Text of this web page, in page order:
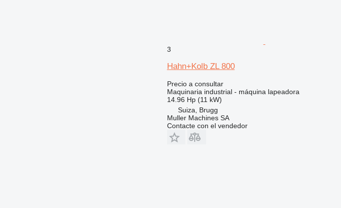
3
Hahn+Kolb ZL 800
Precio a consultar
Maquinaria industrial - máquina lapeadora
14.96 Hp (11 kW)
Suiza, Brugg
Muller Machines SA
Contacte con el vendedor